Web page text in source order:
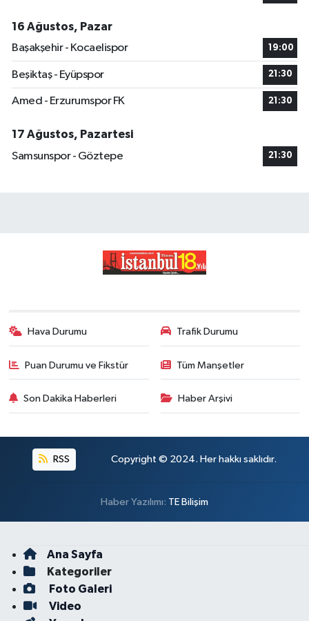
16 Ağustos, Pazar
Başakşehir - Kocaelispor
19:00
Beşiktaş - Eyüpspor 21:30
Amed - Erzurumspor FK 21:30
17 Ağustos, Pazartesi
Samsunspor - Göztepe
21:30
Hava Durumu Trafik Durumu
Puan Durumu ve Fikstür Tüm Manşetler
Son Dakika Haberleri Haber Arşivi
RSS Copyright © 2024. Her hakkı saklıdır.
Haber Yazılımı: TE Bilişim
Ana Sayfa
Kategoriler
Foto Galeri
Video